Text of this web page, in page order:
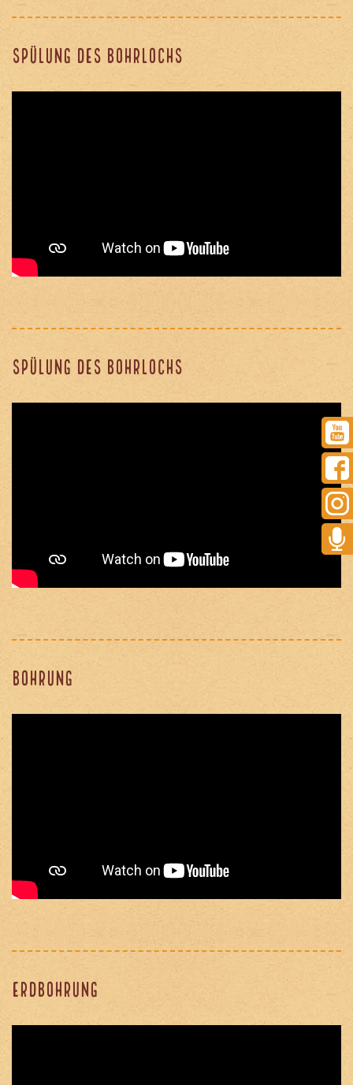
Spülung des Bohrlochs
Spülung des Bohrlochs
Bohrung
Erdbohrung